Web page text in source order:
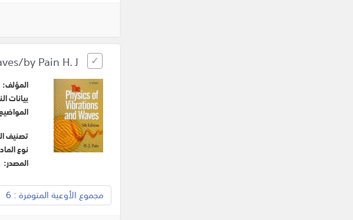
المؤلف:
بيانات
تصنيف
نوع
المصدر:
مجموع الأوعية المتوفرة : 6